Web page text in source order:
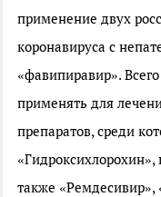
применение двух
коронавируса с
«фавипиравир».
применять для
препаратов, среди
также